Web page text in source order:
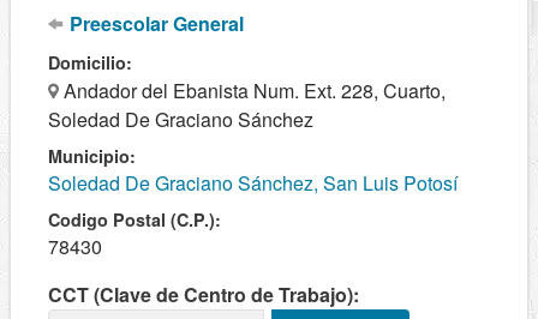
Preescolar General
Domicilio:
Andador del Ebanista Num. Ext. 228, Cuarto,
Soledad De Graciano Sánchez
Municipio:
Soledad De Graciano Sánchez, San Luis Potosí
Codigo Postal (C.P.):
78430
CCT (Clave de Centro de Trabajo):